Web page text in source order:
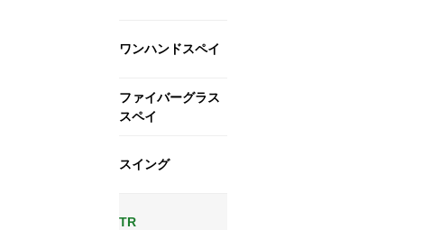
ワンハンドスペイ
ファイバーグラス
スペイ
スイング
TR